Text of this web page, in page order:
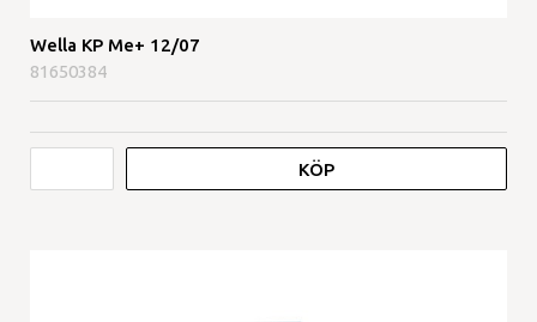
Wella KP Me+ 12/07
81650384
KÖP